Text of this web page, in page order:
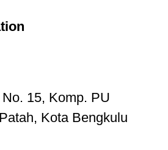
15, Komp. PU
Kota Bengkulu